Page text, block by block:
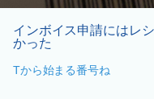
インボイス申請にはレ
かった
Tから始まる番号ね